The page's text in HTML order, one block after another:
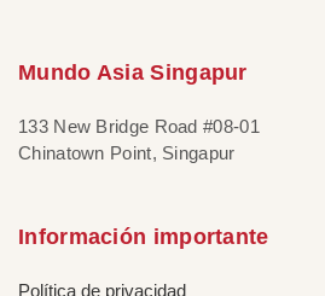
Mundo Asia Singapur
133 New Bridge Road #08-01
Chinatown Point, Singapur
Información importante
Política de privacidad